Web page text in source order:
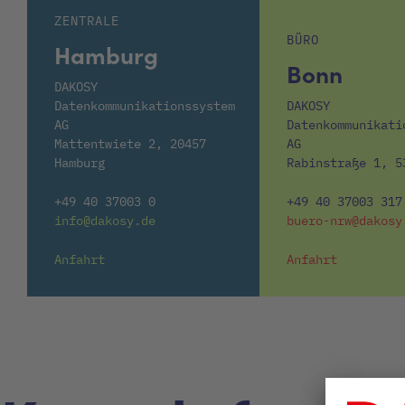
ZENTRALE
Hamburg
DAKOSY
Datenkommunikationssystem
AG
Mattentwiete 2, 20457
Hamburg
+49 40 37003 0
info@dakosy.de
Anfahrt
BÜRO
Bonn
DAKOSY
AG
Rabinstraße 1,
+49 40 37003 317
buero-
Anfahrt